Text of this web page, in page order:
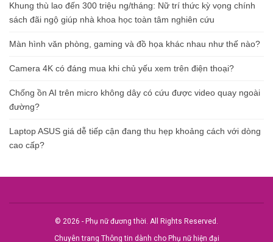
Khung thù lao đến 300 triệu ng/tháng: Nữ trí thức kỳ vọng chính
sách đãi ngộ giúp nhà khoa học toàn tâm nghiên cứu
Màn hình văn phòng, gaming và đồ họa khác nhau như thế nào?
Camera 4K có đáng mua khi chủ yếu xem trên điện thoại?
Chống ồn AI trên micro không dây có cứu được video quay ngoài
đường?
Laptop ASUS giá dễ tiếp cận đang thu hẹp khoảng cách với dòng
cao cấp?
© 2026 - Phụ nữ đương thời. All Rights Reserved.
Chuyên trang Thông tin dành cho Phụ nữ hiện đại